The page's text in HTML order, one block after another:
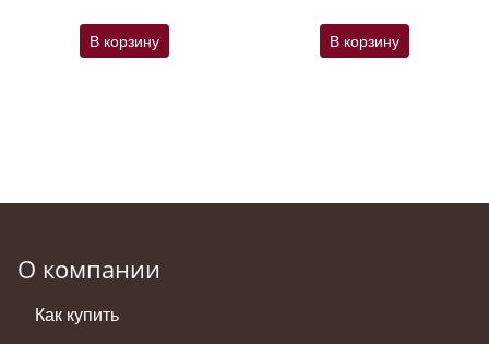
В корзину В корзину
О компании
Как купить